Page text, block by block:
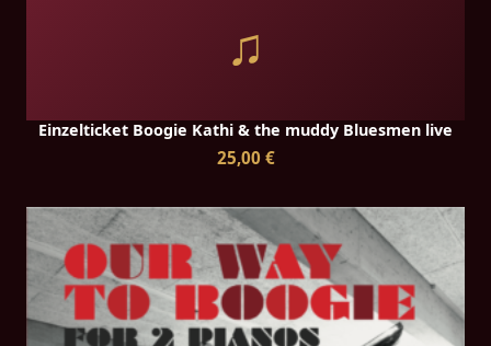
♫
Einzelticket Boogie Kathi & the muddy Bluesmen live
25,00 €